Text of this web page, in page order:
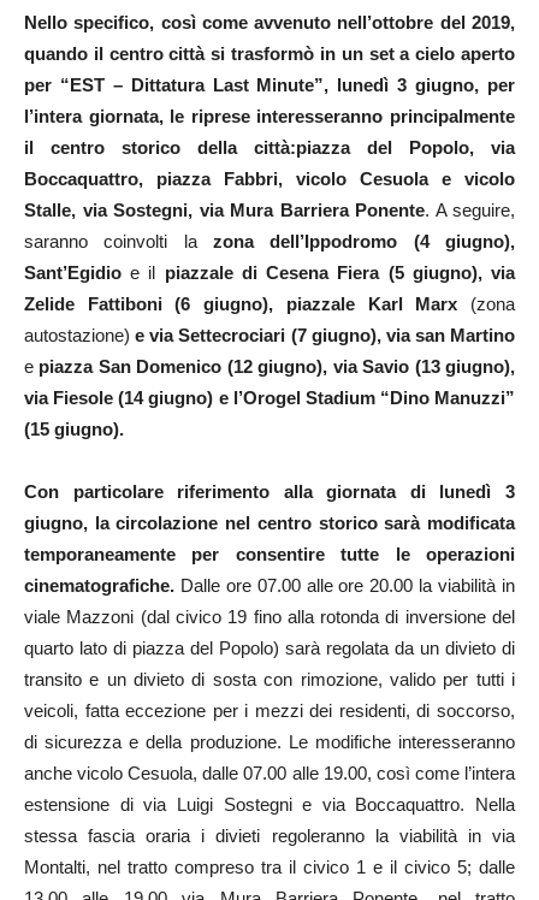
Nello specifico, così come avvenuto nell’ottobre del 2019,
quando il centro città si trasformò in un set a cielo aperto
per “EST – Dittatura Last Minute”, lunedì 3 giugno, per
l’intera giornata, le riprese interesseranno principalmente
il centro storico della città:piazza del Popolo, via
Boccaquattro, piazza Fabbri, vicolo Cesuola e vicolo
Stalle, via Sostegni, via Mura Barriera Ponente. A seguire,
saranno coinvolti la zona dell’Ippodromo (4 giugno),
Sant’Egidioe il piazzale di Cesena Fiera (5 giugno), via
Zelide Fattiboni (6 giugno), piazzale Karl Marx (zona
autostazione) e via Settecrociari (7 giugno), via san Martino
e piazza San Domenico (12 giugno), via Savio (13 giugno),
via Fiesole (14 giugno) e l’Orogel Stadium “Dino Manuzzi”
(15 giugno).
Con particolare riferimento alla giornata di lunedì 3
giugno, la circolazione nel centro storico sarà modificata
temporaneamente per consentire tutte le operazioni
cinematografiche. Dalle ore 07.00 alle ore 20.00 la viabilità in
viale Mazzoni (dal civico 19 fino alla rotonda di inversione del
quarto lato di piazza del Popolo) sarà regolata da un divieto di
transito e un divieto di sosta con rimozione, valido per tutti i
veicoli, fatta eccezione per i mezzi dei residenti, di soccorso,
di sicurezza e della produzione. Le modifiche interesseranno
anche vicolo Cesuola, dalle 07.00 alle 19.00, così come l’intera
estensione di via Luigi Sostegni e via Boccaquattro. Nella
stessa fascia oraria i divieti regoleranno la viabilità in via
Montalti, nel tratto compreso tra il civico 1 e il civico 5; dalle